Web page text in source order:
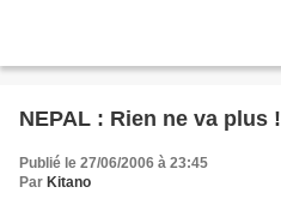
NEPAL : Rien ne va plus !
Publié le 27/06/2006 à 23:45
Par Kitano